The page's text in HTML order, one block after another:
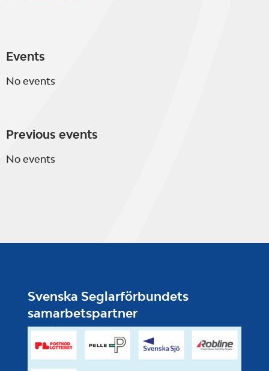
Events
No events
Previous events
No events
Svenska Seglarförbundets
samarbetspartner